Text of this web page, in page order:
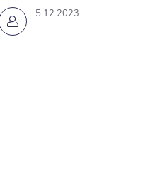
5.12.2023